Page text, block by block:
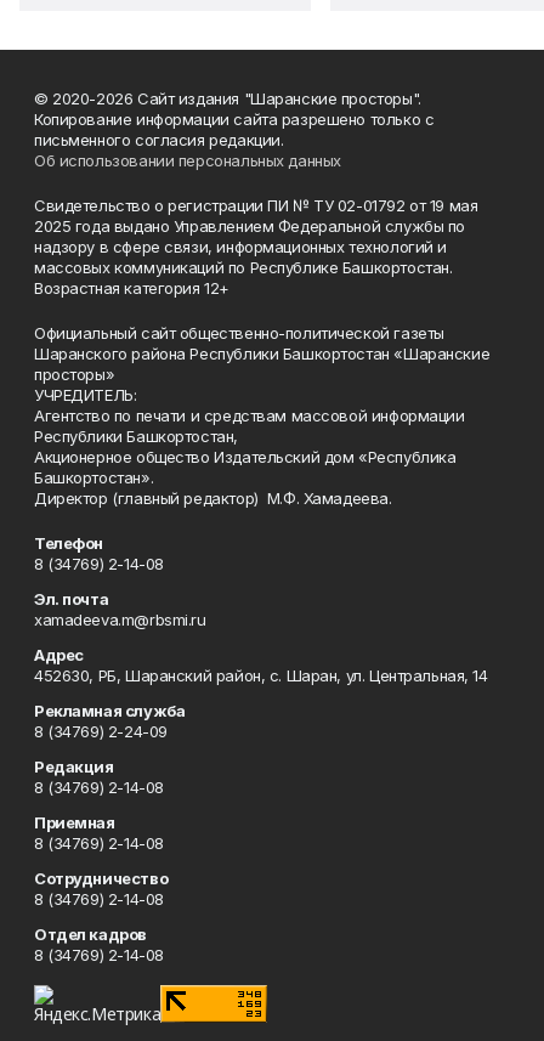
© 2020-2026 Сайт издания "Шаранские просторы".
Копирование информации сайта разрешено только с
письменного согласия редакции.
Об использовании персональных данных
Свидетельство о регистрации ПИ № ТУ 02-01792 от 19 мая
2025 года выдано Управлением Федеральной службы по
надзору в сфере связи, информационных технологий и
массовых коммуникаций по Республике Башкортостан.
Возрастная категория 12+
Официальный сайт общественно-политической газеты
Шаранского района Республики Башкортостан «Шаранские
просторы»
УЧРЕДИТЕЛЬ:
Агентство по печати и средствам массовой информации
Республики Башкортостан,
Акционерное общество Издательский дом «Республика
Башкортостан».
Директор (главный редактор) М.Ф. Хамадеева.
Телефон
8 (34769) 2-14-08
Эл. почта
xamadeeva.m@rbsmi.ru
Адрес
452630, РБ, Шаранский район, с. Шаран, ул. Центральная, 14
Рекламная служба
8 (34769) 2-24-09
Редакция
8 (34769) 2-14-08
Приемная
8 (34769) 2-14-08
Сотрудничество
8 (34769) 2-14-08
Отдел кадров
8 (34769) 2-14-08